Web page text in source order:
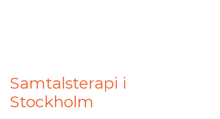
Samtalsterapi i
Stockholm